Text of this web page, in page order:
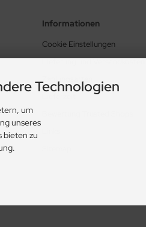
Informationen
Cookie Einstellungen
Lieferung und Versandkosten
Zahlungsarten
Technologien
um
unseres
bieten zu